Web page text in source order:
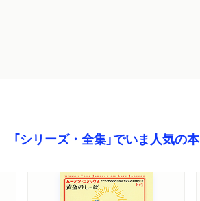
「シリーズ・全集」でいま人気の本